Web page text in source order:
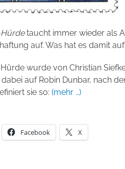
taucht immer wieder als
auf. Was hat es damit
wurde von Christian
auf Robin Dunbar, nach
sie so: (mehr …)
Facebook X